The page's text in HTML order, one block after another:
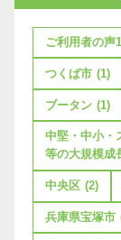
ご利用者の声
つくば市 (1)
ブータン (1)
中堅・中小・
等の大規模成
中央区 (2)
兵庫県宝塚市